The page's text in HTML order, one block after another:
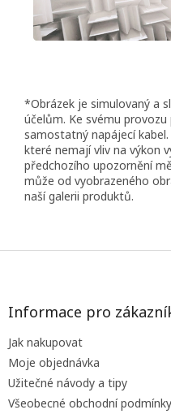
*Obrázek je simulovaný a
účelům. Ke svému
samostatný napájecí
které nemají vliv na výkon
předchozího upozornění
může od vyobrazeného
naší galerii produktů.
Z
Informace pro
Jak nakupovat
Moje objednávka
Užitečné návody a tipy
Všeobecné obchodní podmínky